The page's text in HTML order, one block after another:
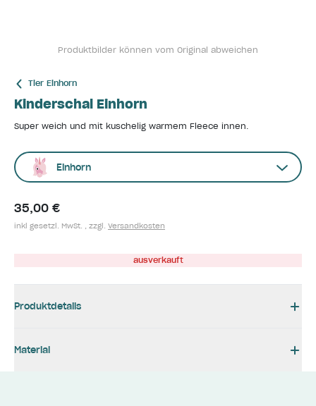
Produktbilder können vom Original abweichen
Tier Einhorn
Kinderschal Einhorn
Super weich und mit kuschelig warmem Fleece innen.
Einhorn
35,00 €
inkl gesetzl. MwSt. , zzgl. Versandkosten
ausverkauft
Produktdetails
Material